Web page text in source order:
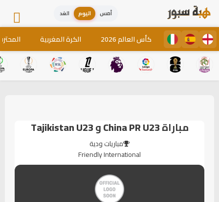
أمس اليوم الغد
كأس العالم 2026 الكرة المغربية
مباراةChina PR U23وTajikistan U23
مباريات ودية
Friendly International